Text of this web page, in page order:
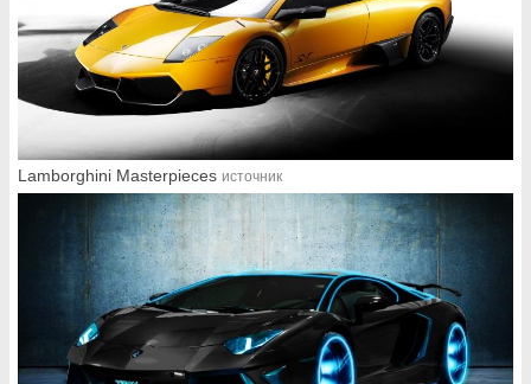
Lamborghini Masterpieces источник